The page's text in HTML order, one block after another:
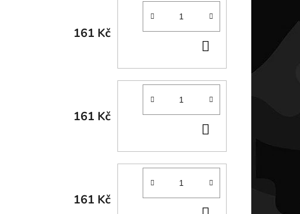
161 Kč
KOŠÍKU
161 Kč
KOŠÍKU
161 Kč